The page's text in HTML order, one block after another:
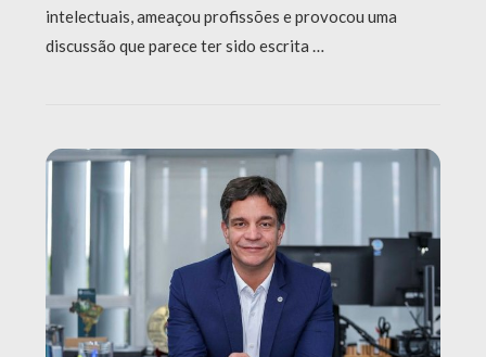
intelectuais, ameaçou profissões e provocou uma
discussão que parece ter sido escrita …